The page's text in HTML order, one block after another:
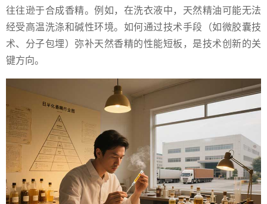
往往逊于合成香精。例如，在洗衣液中，天然精油可能无法
经受高温洗涤和碱性环境。如何通过技术手段（如微胶囊技
术、分子包埋）弥补天然香精的性能短板，是技术创新的关
键方向。